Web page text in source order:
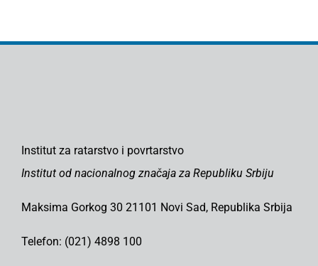
Institut za ratarstvo i povrtarstvo
Institut od nacionalnog značaja za Republiku Srbiju
Maksima Gorkog 30 21101 Novi Sad, Republika Srbija
Telefon: (021) 4898 100